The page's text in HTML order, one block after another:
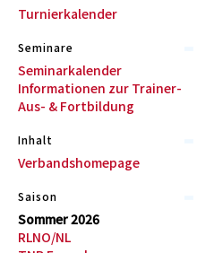
Turnierkalender
Seminare
Seminarkalender
Informationen zur Trainer-
Aus- & Fortbildung
Inhalt
Verbandshomepage
Saison
Sommer 2026
RLNO/NL